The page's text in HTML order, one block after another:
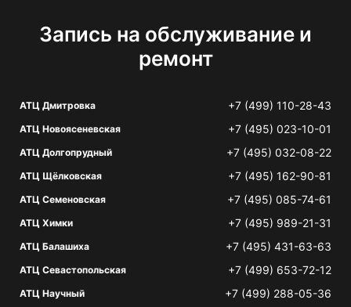
Запись на обслуживание и
ремонт
АТЦ Дмитровка +7 (499) 110-28-43
АТЦ Новоясеневская +7 (495) 023-10-01
АТЦ Долгопрудный +7 (495) 032-08-22
АТЦ Щёлковская +7 (495) 162-90-81
АТЦ Семеновская +7 (495) 085-74-61
АТЦ Химки +7 (495) 989-21-31
АТЦ Балашиха +7 (495) 431-63-63
АТЦ Севастопольская +7 (499) 653-72-12
АТЦ Научный +7 (499) 288-05-36